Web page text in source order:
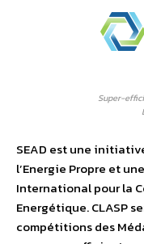
Super-
SEAD est une
l’Energie Propre et
International pour la
Energétique. CLASP
compétitions des